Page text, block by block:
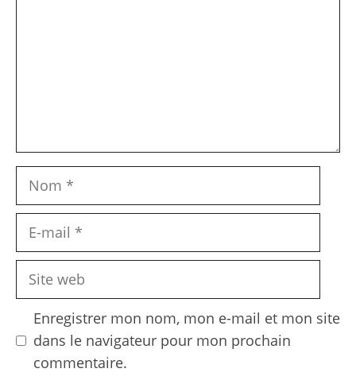
Nom
Site
Enregistrer mon nom, mon e-mail et mon site
dans le navigateur pour mon prochain
commentaire.